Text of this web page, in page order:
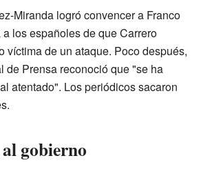
Miranda logró convencer a Franco
los españoles de que Carrero
víctima de un ataque. Poco después,
de Prensa reconoció que "se ha
atentado". Los periódicos sacaron
gobierno